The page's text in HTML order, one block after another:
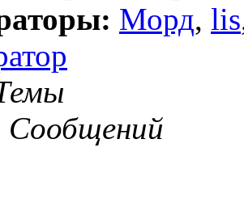
Морд, lis
Сообщений